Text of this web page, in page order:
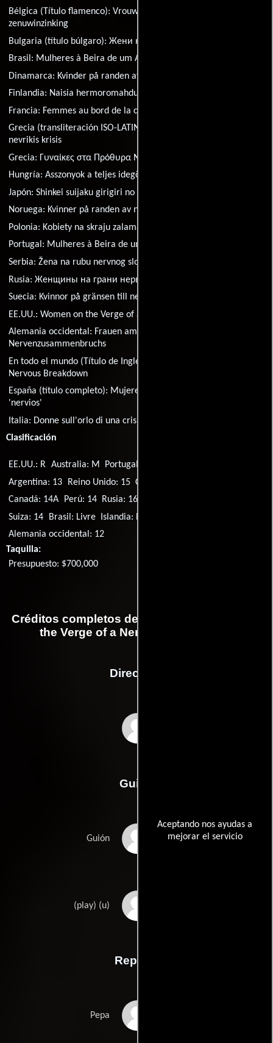
Aceptando nos ayudas a
mejorar el servicio
Bélgica (Título flamenco):Vrouwen op de rand van een
zenuwinzinking
Bulgaria (título búlgaro):Жени на ръба на нервна криза
Brasil: Mulheres à Beira de um Ataque de Nervos
Dinamarca: Kvinder på randen af et nervøst sammenbrud
Finlandia: Naisia hermoromahduksen partaalla
Francia: Femmes au bord de la crise de nerfs
Grecia (transliteración ISO-LATIN-1):
nevrikis krisis
Grecia: Γυναίκες στα Πρόθυρα Νευρικής Κρίσης
Hungría:Asszonyok a teljes idegösszeomlás szélén
Japón:Shinkei suijaku girigiri no onna tachi
Noruega: Kvinner på randen av nervøst sammenbrudd
Polonia: Kobiety na skraju zalamania nerwowego
Portugal: Mulheres à Beira de um Ataque de Nervos
Serbia:Žena na rubu nervnog sloma
Rusia:Женщины на грани нервного срыва
Suecia: Kvinnor på gränsen till nervsammanbrott
EE.UU.:Women on the Verge of a Nervous Breakdown
Alemania occidental: Frauen am Rande des
Nervenzusammenbruchs
En todo el mundo (Título de Inglés):
Nervous Breakdown
España (título completo): Mujeres al borde de un ataque de
'nervios'
Italia: Donne sull'orlo di una crisi di nervi
Clasificación
EE.UU.: R Australia: M Portugal: M/12
Argentina: 13
Reino Unido: 15 Canadá: 13+
Canadá: 14A
Perú: 14 Rusia: 16+
Suiza: 14
Brasil: Livre Islandia: L
Alemania occidental: 12
Taquilla:
Presupuesto: $700,000
Créditos completos de la película Women on
the Verge of a Nervous Breakdown
Dirección
Guión
Guión Pedro Almodóvars
(play) (u)
Reparto
Pepa